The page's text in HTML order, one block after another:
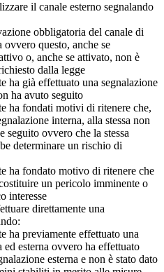
il canale esterno segnalando
obbligatoria del canale di
ovvero questo, anche se
o, anche se attivato, non è
dalla legge
ha già effettuato una segnalazione
ha avuto seguito
ha fondati motivi di ritenere che,
interna, alla stessa non
seguito ovvero che la stessa
determinare un rischio di
ha fondato motivo di ritenere che
un pericolo imminente o
interesse
direttamente una
ha previamente effettuato una
ed esterna ovvero ha effettuato
esterna e non è stato dato